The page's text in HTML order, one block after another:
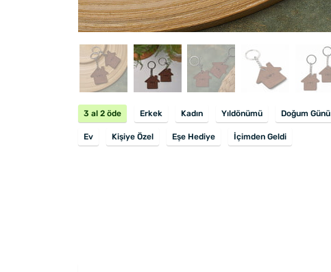
3 al 2 öde Erkek Kadın Yıldönümü Doğum Günü
Ev Kişiye Özel Eşe Hediye İçimden Geldi